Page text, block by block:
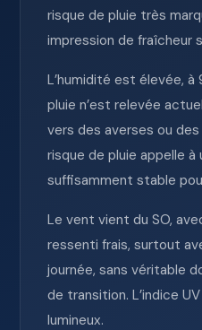
risque de pluie très
impression de fraîcheur
L’humidité est élevée,
pluie n’est relevée
vers des averses ou
risque de pluie appelle
suffisamment stable
Le vent vient du SO,
ressenti frais, surtout
journée, sans véritable
de transition. L’indice
lumineux.